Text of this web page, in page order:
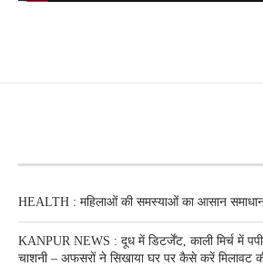
HEALTH : महिलाओं की समस्‍याओं का आसान
KANPUR NEWS : दूध में डिटर्जेंट, काली मिर्च में
चाशनी – अफसरों ने सिखाया घर पर कैसे करें मिलावट